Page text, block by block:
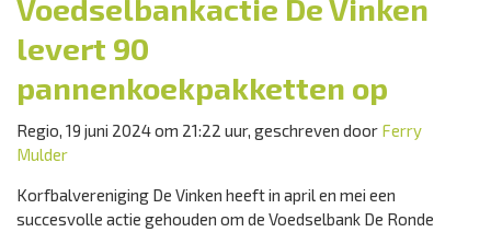
Voedselbankactie De Vinken
levert 90
pannenkoekpakketten op
Regio, 19 juni 2024 om 21:22 uur, geschreven door Ferry
Mulder
Korfbalvereniging De Vinken heeft in april en mei een
succesvolle actie gehouden om de Voedselbank De Ronde